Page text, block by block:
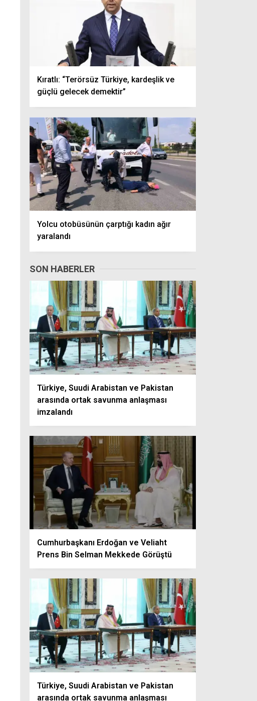
Kıratlı: “Terörsüz Türkiye, kardeşlik ve
güçlü gelecek demektir”
Yolcu otobüsünün çarptığı kadın ağır
yaralandı
SON HABERLER
Türkiye, Suudi Arabistan ve Pakistan
arasında ortak savunma anlaşması
imzalandı
Cumhurbaşkanı Erdoğan ve Veliaht
Prens Bin Selman Mekkede Görüştü
Türkiye, Suudi Arabistan ve Pakistan
arasında ortak savunma anlaşması